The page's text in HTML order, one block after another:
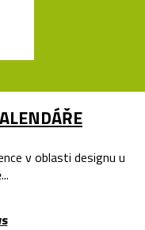
v oblasti designu u